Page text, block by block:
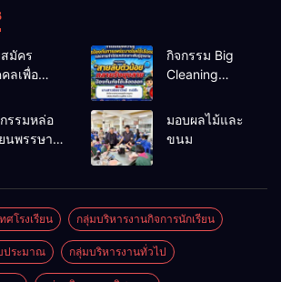
มัคร
ลเพื่อ
กสรรเป็น
งาน
กิจกรรม Big
Cleaning
ป้องกันโรคไข้
รรมหล่อ
นพรรษา
มอบผลไม้และ
ขนม
ศโรงเรียน กลุ่มบริหารงานกิจการนักเรียน
ประมาณ กลุ่มบริหารงานทั่วไป